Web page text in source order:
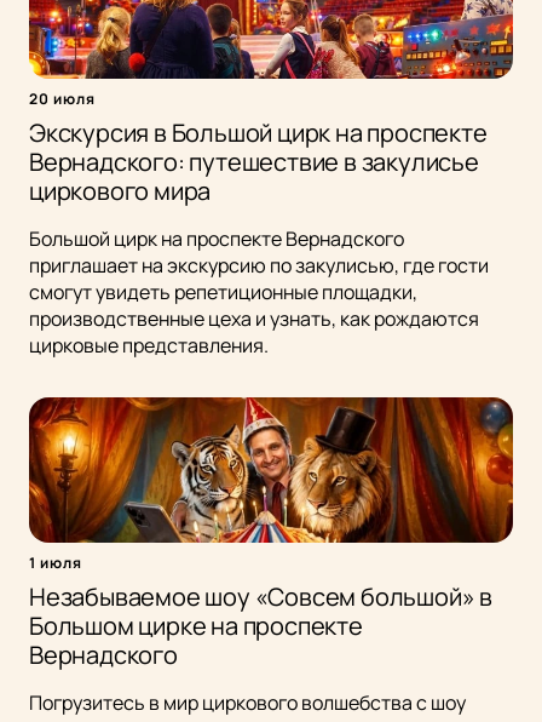
20 июля
Экскурсия в Большой цирк на проспекте
Вернадского: путешествие в закулисье
циркового мира
Большой цирк на проспекте Вернадского
приглашает на экскурсию по закулисью, где гости
смогут увидеть репетиционные площадки,
производственные цеха и узнать, как рождаются
цирковые представления.
1 июля
Незабываемое шоу «Совсем большой» в
Большом цирке на проспекте
Вернадского
Погрузитесь в мир циркового волшебства с шоу